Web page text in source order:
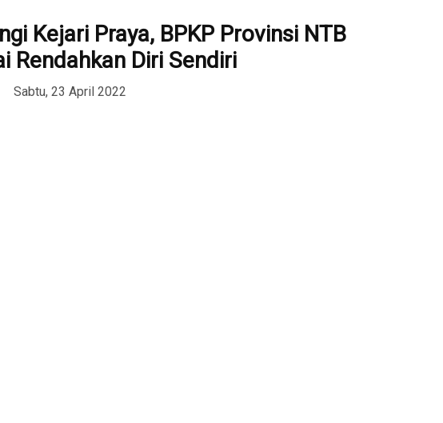
Kejari Praya, BPKP Provinsi NTB
Rendahkan Diri Sendiri
Sabtu, 23 April 2022